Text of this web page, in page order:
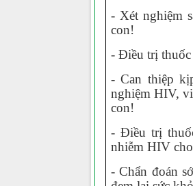
- Xét nghiệm
con!
- Điều trị thuốc
- Can thiệp
nghiệm HIV,
con!
- Điều trị
nhiễm HIV
- Chẩn đoán